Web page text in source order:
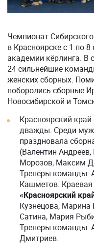
Чемпионат
в Красноярске с 1 по
академии кёрлинга. В
24 сильнейшие
женских сборных.
поборолись сборные
Новосибирской и
Красноярский
дважды. Среди
праздновала
(Валентин
Морозов, Максим
Тренеры команды:
Кашметов.
«Красноярский
Кузнецова, Марина
Сатина, Мария
Тренеры команды:
Дмитриев.